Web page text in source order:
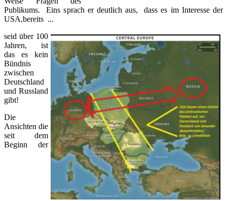
Publikums. Eins sprach er deutlich aus, dass es im Interesse der
USA,bereits ...
seid über 100
Jahren, ist
das es kein
Bündnis
zwischen
Deutschland
und Russland
gibt!
Die
Ansichten die
seit dem
Beginn der